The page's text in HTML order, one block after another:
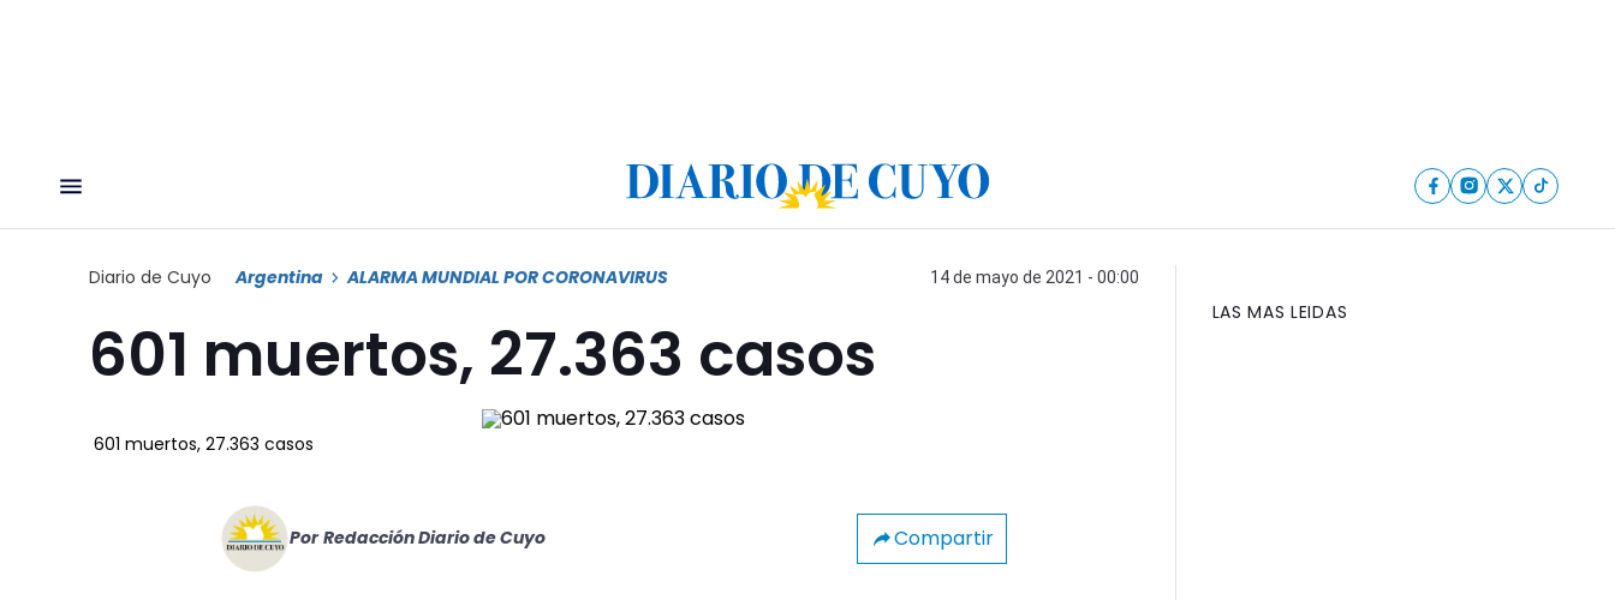
Diario de Cuyo Argentina ALARMA MUNDIAL POR CORONAVIRUS 14 de mayo de 2021 - 00:00
601 muertos, 27.363 casos
601 muertos, 27.363 casos
Por Redacción Diario de Cuyo Compartir
LAS MAS LEIDAS